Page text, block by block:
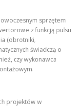
sprzętem
z funkcją pulsu
(obrotniki,
świadczą o
czy wykonawca
projektów w